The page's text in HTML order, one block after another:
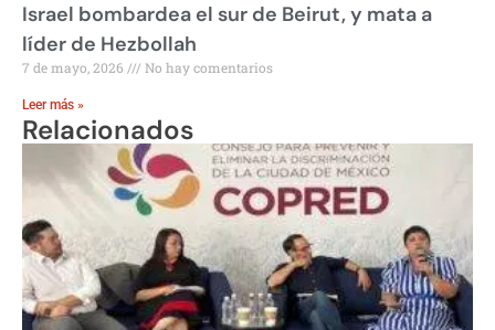
Israel bombardea el sur de Beirut, y mata a
líder de Hezbollah
7 de mayo, 2026 No hay comentarios
Leer más »
Relacionados